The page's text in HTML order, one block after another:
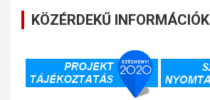
KÖZÉRDEKŰ INFORMÁCIÓK